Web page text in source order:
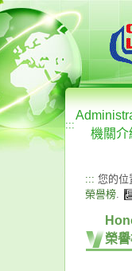
:::
機關介
::: 您的位
榮譽榜.
榮